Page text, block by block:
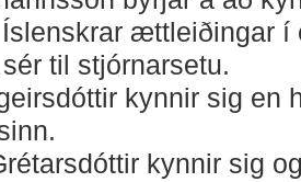
ættleiðingar í
til stjórnarsetu.
kynnir sig en
kynnir sig